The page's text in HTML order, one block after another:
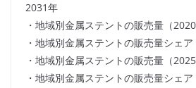
2031年
・地域別金属ステントの販売量（
・地域別金属ステントの販売量シェア
・地域別金属ステントの販売量（
・地域別金属ステントの販売量シェア